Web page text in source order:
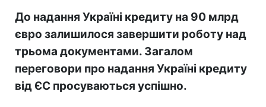
До надання Україні кредиту на 90 млрд
євро залишилося завершити роботу над
трьома документами. Загалом
переговори про надання Україні кредиту
від ЄС просуваються успішно.